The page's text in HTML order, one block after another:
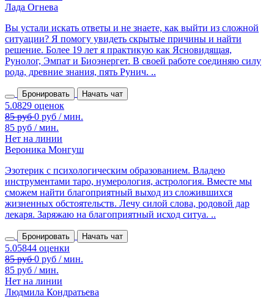
Лада Огнева
Вы устали искать ответы и не знаете, как выйти из сложной
ситуации? Я помогу увидеть скрытые причины и найти
решение. Более 19 лет я практикую как Ясновидящая,
Рунолог, Эмпат и Биоэнергет. В своей работе соединяю силу
рода, древние знания, пять Рунич. ..
Бронировать Начать чат
85 руб / мин.
Нет на линии
Вероника Монгуш
Эзотерик с психологическим образованием. Владею
инструментами таро, нумерология, астрология. Вместе мы
сможем найти благоприятный выход из сложившихся
жизненных обстоятельств. Лечу силой слова, родовой дар
лекаря. Заряжаю на благоприятный исход ситуа. ..
Бронировать Начать чат
85 руб / мин.
Нет на линии
Людмила Кондратьева